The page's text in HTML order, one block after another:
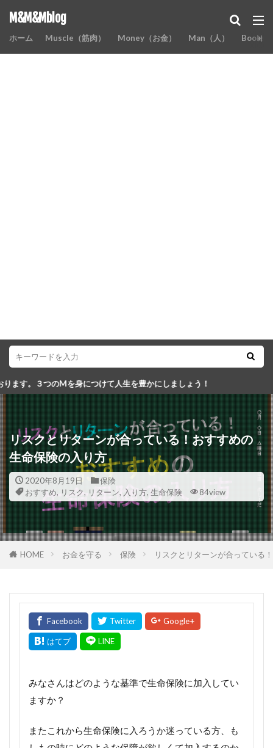
M&M&Mblog
ホーム Muscle（筋肉） Money（お金） Man（人） Books
つけて人生を豊かにしましょう！
リスクとリターンが合っている！おすすめの
生命保険の入り方
2020年8月19日
保険
おすすめ, リスク, リターン, 入り方, 生命保険 84view
HOME お金を守る 保険 リスクとリターンが合っている
みなさんはどのような基準で生命保険に加入してい
ますか？
またこれから生命保険に入ろうか迷っている方、も